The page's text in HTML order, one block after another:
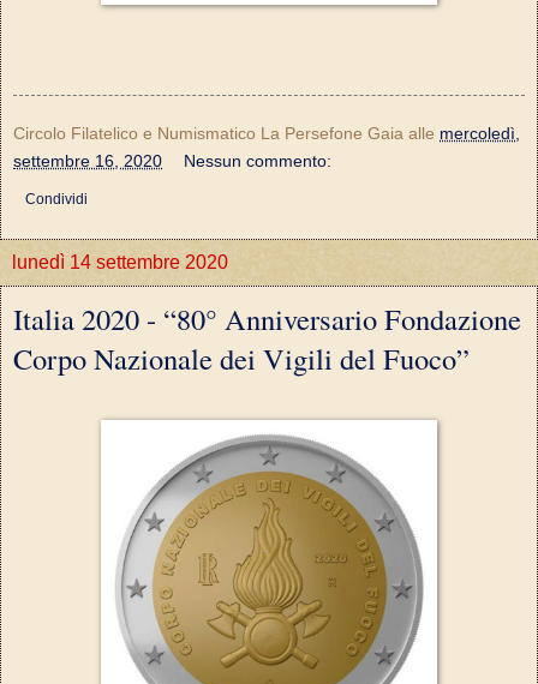
Circolo Filatelico e Numismatico La Persefone Gaia alle mercoledì,
settembre 16, 2020
Nessun commento:
Condividi
lunedì 14 settembre 2020
Italia 2020 - “80° Anniversario Fondazione
Corpo Nazionale dei Vigili del Fuoco”